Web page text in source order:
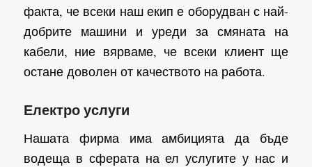
факта, че всеки наш екип е оборудван с най-
добрите машини и уреди за смяната на
кабели, ние вярваме, че всеки клиент ще
остане доволен от качеството на работа.
Електро услуги
Нашата фирма има амбицията да бъде
водеща в сферата на ел услугите у нас и